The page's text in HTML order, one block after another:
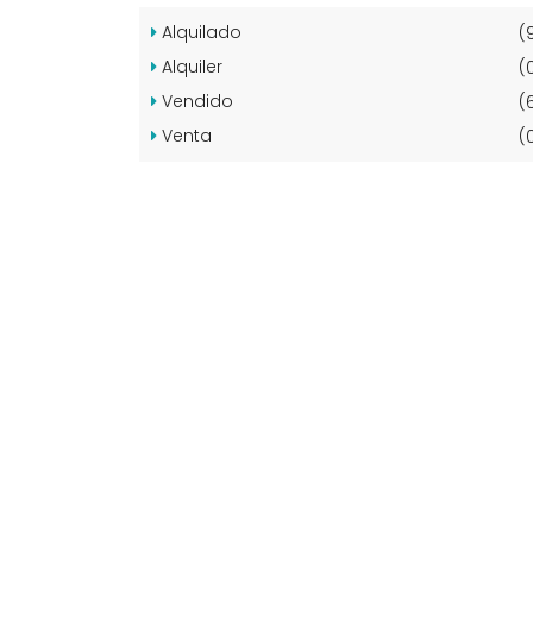
Alquilado
Alquiler
Vendido
Venta